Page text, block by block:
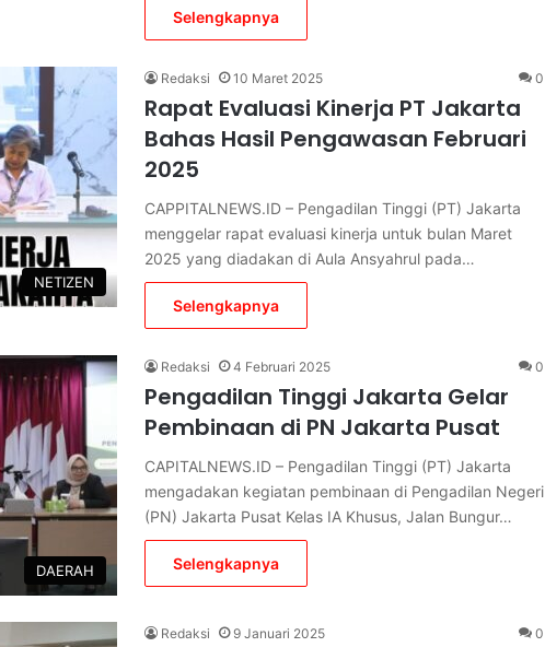
Selengkapnya
NETIZEN
Redaksi 10 Maret 2025 0
Rapat Evaluasi Kinerja PT Jakarta
Bahas Hasil Pengawasan Februari
2025
CAPPITALNEWS.ID – Pengadilan Tinggi (PT) Jakarta
menggelar rapat evaluasi kinerja untuk bulan Maret
2025 yang diadakan di Aula Ansyahrul pada…
Selengkapnya
DAERAH
Redaksi 4 Februari 2025 0
Pengadilan Tinggi Jakarta Gelar
Pembinaan di PN Jakarta Pusat
CAPITALNEWS.ID – Pengadilan Tinggi (PT) Jakarta
mengadakan kegiatan pembinaan di Pengadilan Negeri
(PN) Jakarta Pusat Kelas IA Khusus, Jalan Bungur…
Selengkapnya
Redaksi 9 Januari 2025 0